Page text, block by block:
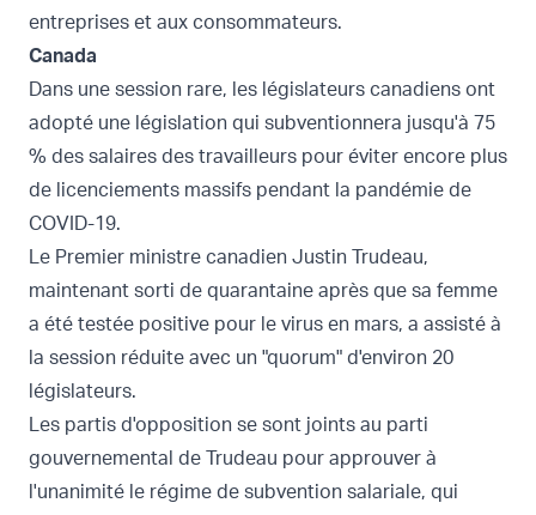
entreprises et aux consommateurs.
Canada
Dans une session rare, les législateurs canadiens ont
adopté une législation qui subventionnera jusqu'à 75
% des salaires des travailleurs pour éviter encore plus
de licenciements massifs pendant la pandémie de
COVID-19.
Le Premier ministre canadien Justin Trudeau,
maintenant sorti de quarantaine après que sa femme
a été testée positive pour le virus en mars, a assisté à
la session réduite avec un "quorum" d'environ 20
législateurs.
Les partis d'opposition se sont joints au parti
gouvernemental de Trudeau pour approuver à
l'unanimité le régime de subvention salariale, qui